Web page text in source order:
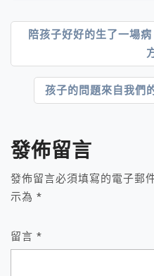
文
章
陪孩子好好的生了一場
孩子的問題來自我們
發佈留言
發佈留言必須填寫的電子郵
示為 *
留言 *